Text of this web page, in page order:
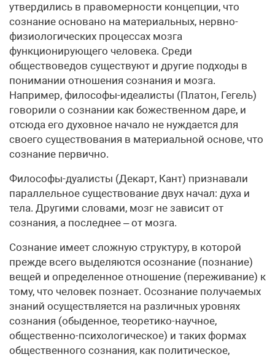
утвердились в правомерности концепции, что
сознание основано на материальных, нервно-
физиологических процессах мозга
функционирующего человека. Среди
обществоведов существуют и другие подходы в
понимании отношения сознания и мозга.
Например, философы-идеалисты (Платон, Гегель)
говорили о сознании как божественном даре, и
отсюда его духовное начало не нуждается для
своего существования в материальной основе, что
сознание первично.
Философы-дуалисты (Декарт, Кант) признавали
параллельное существование двух начал: духа и
тела. Другими словами, мозг не зависит от
сознания, а последнее – от мозга.
Сознание имеет сложную структуру, в которой
прежде всего выделяются осознание (познание)
вещей и определенное отношение (переживание) к
тому, что человек познает. Осознание получаемых
знаний осуществляется на различных уровнях
сознания (обыденное, теоретико-научное,
общественно-психологическое) и таких формах
общественного сознания, как политическое,